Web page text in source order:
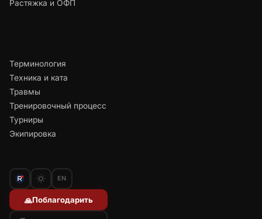
Растяжка и ОФП
Терминология
Техника и ката
Травмы
Тренировочный процесс
Турниры
Экипировка
EN
🙏Поблагодарить